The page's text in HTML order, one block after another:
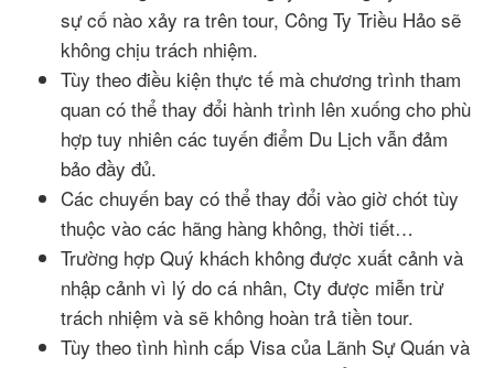
sự cố nào xảy ra trên tour, Công Ty Triều Hảo sẽ
không chịu trách nhiệm.
Tùy theo điều kiện thực tế mà chương trình tham
quan có thể thay đổi hành trình lên xuống cho phù
hợp tuy nhiên các tuyến điểm Du Lịch vẫn đảm
bảo đầy đủ.
Các chuyến bay có thể thay đổi vào giờ chót tùy
thuộc vào các hãng hàng không, thời tiết…
Trường hợp Quý khách không được xuất cảnh và
nhập cảnh vì lý do cá nhân, Cty được miễn trừ
trách nhiệm và sẽ không hoàn trả tiền tour.
Tùy theo tình hình cấp Visa của Lãnh Sự Quán và